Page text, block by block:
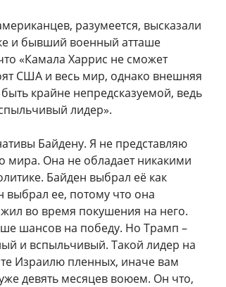
разумеется, высказали
и бывший военный атташе
«Камала Харрис не сможет
США и весь мир, однако внешняя
крайне непредсказуемой, ведь
лидер».
Байдену. Я не представляю
мира. Она не обладает никакими
Байден выбрал её как
ее, потому что она
во время покушения на него.
шансов на победу. Но Трамп –
и вспыльчивый. Такой лидер на
Израилю пленных, иначе вам
девять месяцев воюем. Он что,